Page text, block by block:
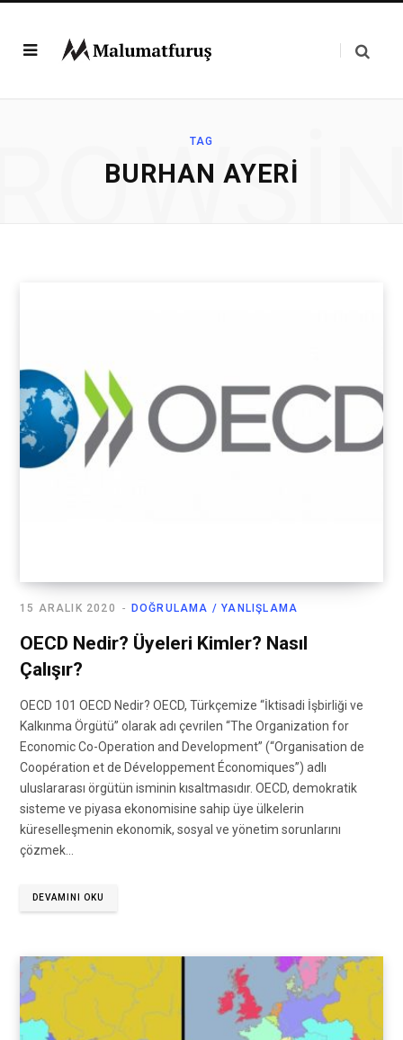
TAG
BURHAN AYERI
DOĞRULAMA / YANLIŞLAMA
15 ARALIK 2020
OECD Nedir? Üyeleri Kimler? Nasıl
Çalışır?
OECD 101 OECD Nedir? OECD, Türkçemize “İktisadi İşbirliği ve
Kalkınma Örgütü” olarak adı çevrilen “The Organization for
Economic Co-Operation and Development” (“Organisation de
Coopération et de Développement Économiques”) adlı
uluslararası örgütün isminin kısaltmasıdır. OECD, demokratik
sisteme ve piyasa ekonomisine sahip üye ülkelerin
küreselleşmenin ekonomik, sosyal ve yönetim sorunlarını
çözmek…
DEVAMINI OKU